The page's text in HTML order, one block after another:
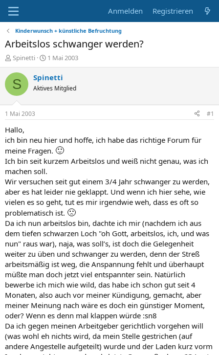
Anmelden Registrieren
Kinderwunsch + künstliche Befruchtung
Arbeitslos schwanger werden?
E
r
s
t
l
e
r
Spinetti
E
r
s
e
t
m
1 Mai 2003
S Spinetti
Aktives Mitglied
1 Mai 2003 #1
Hallo,
ich bin neu hier und hoffe, ich habe das richtige Forum für
meine Fragen. 🙂
Ich bin seit kurzem Arbeitslos und weiß nicht genau, was ich
machen soll.
Wir versuchen seit gut einem 3/4 Jahr schwanger zu werden,
aber es hat leider nie geklappt. Und wenn ich hier sehe, wie
vielen es so geht, tut es mir irgendwie weh, dass es oft so
problematisch ist. 🙁
Da ich nun arbeitslos bin, dachte ich mir (nachdem ich aus
dem tiefen schwarzen Loch "oh Gott, arbeitslos, ich, und was
nun" raus war), naja, was soll’s, ist doch die Gelegenheit
weiter zu üben und schwanger zu werden, denn der Streß
arbeitsmäßig ist weg, die Anspannung fehlt und überhaupt
müßte man doch jetzt viel entspannter sein. Natürlich
bewerbe ich mich wie wild, das habe ich schon gut seit 4
Monaten, also auch vor meiner Kündigung, gemacht, aber
meiner Meinung nach wäre es doch ein günstiger Moment,
oder? Wenn es denn mal klappen würde :sn8
Da ich gegen meinen Arbeitgeber gerichtlich vorgehen will
(was wohl eh nichts wird, da mein Stelle gestrichen (auf
andere Angestelle aufgeteilt) wurde und der Laden kurz vorm